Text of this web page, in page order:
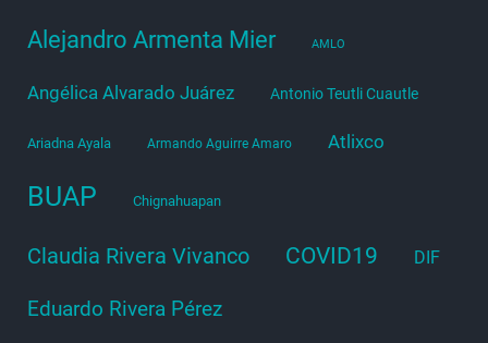
Alejandro Armenta Mier AMLO
Angélica Alvarado Juárez Antonio Teutli Cuautle
Ariadna Ayala Armando Aguirre Amaro Atlixco
BUAP Chignahuapan
Claudia Rivera Vivanco COVID19 DIF
Eduardo Rivera Pérez